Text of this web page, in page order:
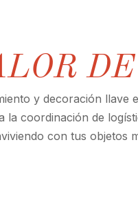
y decoración llave
la coordinación de
con tus objetos